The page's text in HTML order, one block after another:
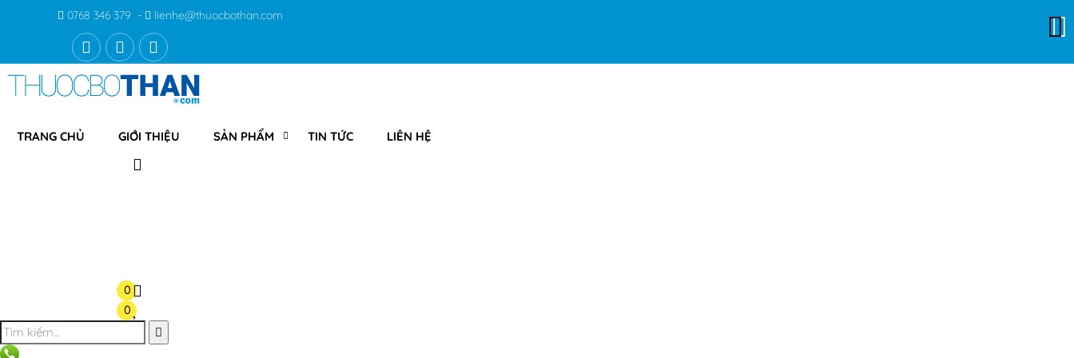
0768 346 379 - lienhe@thuocbothan.com
TRANG CHỦ GIỚI THIỆU SẢN PHẨM TIN TỨC LIÊN HỆ
0
0